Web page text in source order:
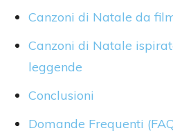
Canzoni di Natale da
Canzoni di Natale
leggende
Conclusioni
Domande Frequenti